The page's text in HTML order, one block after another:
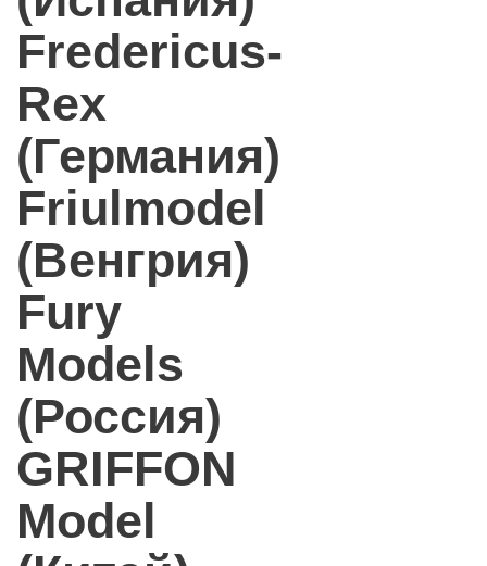
Fredericus-
Rex
(Германия)
Friulmodel
(Венгрия)
Fury
Models
(Россия)
GRIFFON
Model